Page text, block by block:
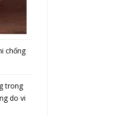
chống
trong
do vi